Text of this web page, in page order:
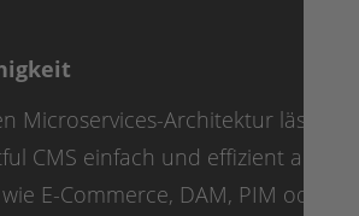
Microservices-Architektur lässt
CMS einfach und effizient an
E-Commerce, DAM, PIM oder